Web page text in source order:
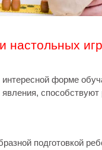
настольных игр
форме
подготовкой